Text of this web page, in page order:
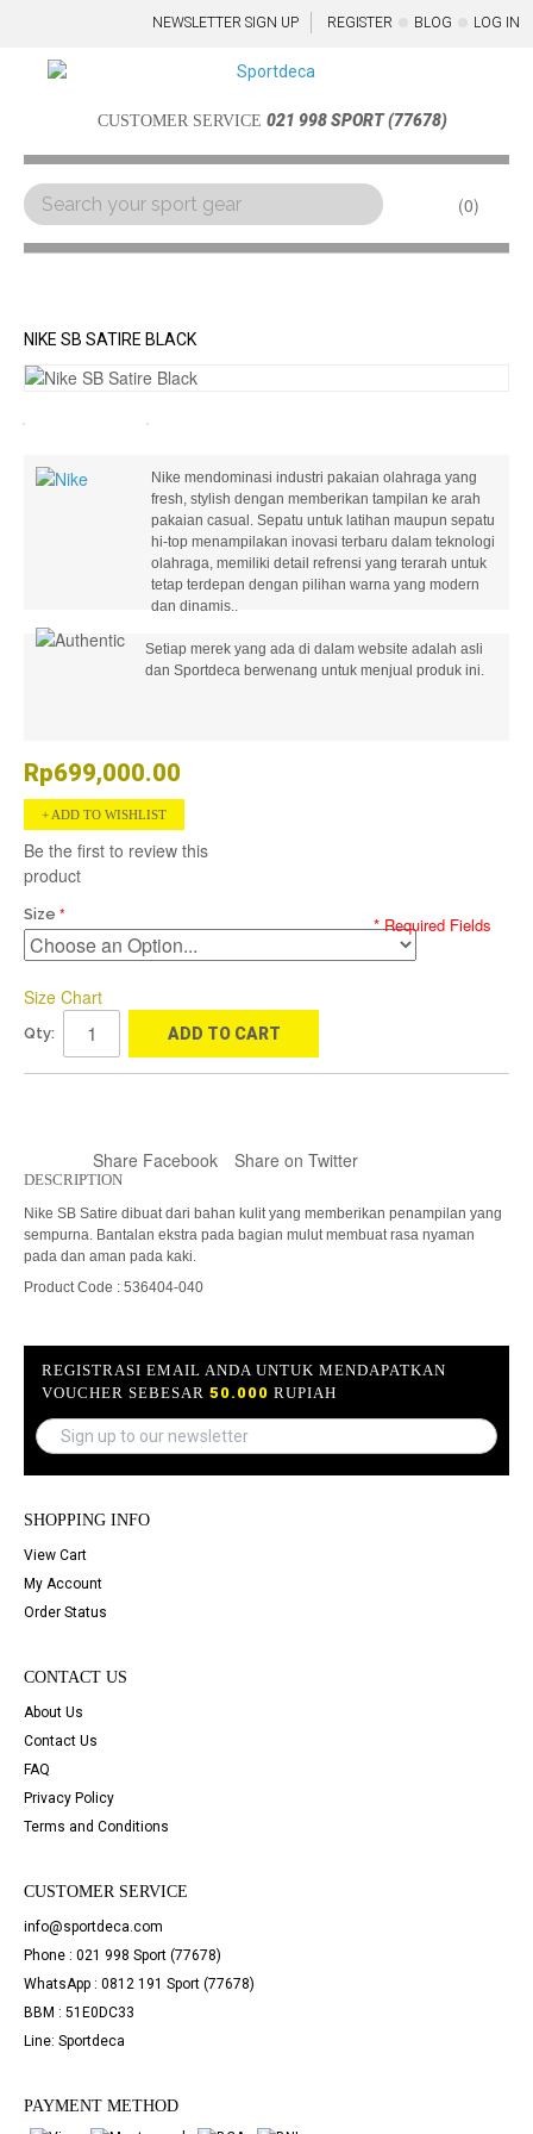
NEWSLETTER SIGN UP REGISTER BLOG LOG IN
CUSTOMER SERVICE 021 998 SPORT (77678)
0
Menu
NIKE SB SATIRE BLACK
Nike mendominasi industri pakaian olahraga yang
fresh, stylish dengan memberikan tampilan ke arah
pakaian casual. Sepatu untuk latihan maupun sepatu
hi-top menampilakan inovasi terbaru dalam teknologi
olahraga, memiliki detail refrensi yang terarah untuk
tetap terdepan dengan pilihan warna yang modern
dan dinamis..
Setiap merek yang ada di dalam website adalah asli
dan Sportdeca berwenang untuk menjual produk ini.
Rp699,000.00
ADD TO WISHLIST
Be the first to review this
product
Size * Required Fields
Size Chart
Qty: ADD TO CART
Share Facebook Share on Twitter
DESCRIPTION
Nike SB Satire dibuat dari bahan kulit yang memberikan penampilan yang
sempurna. Bantalan ekstra pada bagian mulut membuat rasa nyaman
pada dan aman pada kaki.
Product Code : 536404-040
REGISTRASI EMAIL ANDA UNTUK MENDAPATKAN
VOUCHER SEBESAR 50.000 RUPIAH
SHOPPING INFO
View Cart
My Account
Order Status
CONTACT US
About Us
Contact Us
FAQ
Privacy Policy
Terms and Conditions
CUSTOMER SERVICE
info@sportdeca.com
Phone : 021 998 Sport (77678)
WhatsApp : 0812 191 Sport (77678)
BBM : 51E0DC33
Line: Sportdeca
PAYMENT METHOD